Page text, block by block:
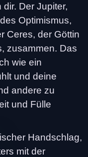
Der Jupiter,
Optimismus,
Ceres, der Göttin
zusammen. Das
wie ein
und deine
andere zu
und Fülle
Handschlag,
mit der